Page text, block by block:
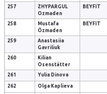
257
ZHYPARGUL
Ozmaden
BEYFIT
258
Mustafa
Özmaden
BEYFIT
259
Anastasiia
Gavriliuk
260
Kilian
Osenstätter
261 Yulia Dinova
262 Olga Kaplieva